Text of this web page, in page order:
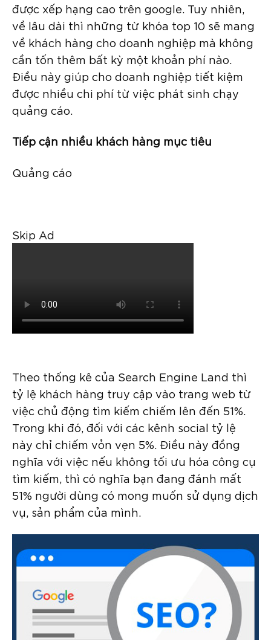
được xếp hạng cao trên google. Tuy nhiên,
về lâu dài thì những từ khóa top 10 sẽ mang
về khách hàng cho doanh nghiệp mà không
cần tốn thêm bất kỳ một khoản phí nào.
Điều này giúp cho doanh nghiệp tiết kiệm
được nhiều chi phí từ việc phát sinh chạy
quảng cáo.
Tiếp cận nhiều khách hàng mục tiêu
Quảng cáo
Skip Ad
Theo thống kê của Search Engine Land thì
tỷ lệ khách hàng truy cập vào trang web từ
việc chủ động tìm kiếm chiếm lên đến 51%.
Trong khi đó, đối với các kênh social tỷ lệ
này chỉ chiếm vỏn vẹn 5%. Điều này đồng
nghĩa với việc nếu không tối ưu hóa công cụ
tìm kiếm, thì có nghĩa bạn đang đánh mất
51% người dùng có mong muốn sử dụng dịch
vụ, sản phẩm của mình.